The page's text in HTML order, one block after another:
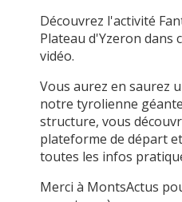
Découvrez l'activité
Plateau d'Yzeron dans
vidéo.
Vous aurez en saurez
notre tyrolienne
structure, vous
plateforme de départ
toutes les infos
Merci à MontsActus